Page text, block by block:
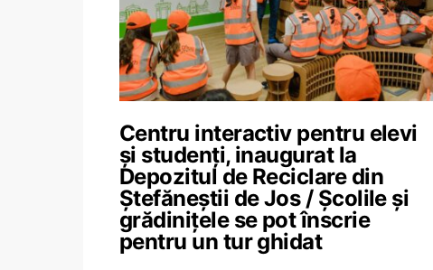
Centru interactiv pentru elevi
şi studenţi, inaugurat la
Depozitul de Reciclare din
Ştefăneştii de Jos / Școlile și
grădinițele se pot înscrie
pentru un tur ghidat